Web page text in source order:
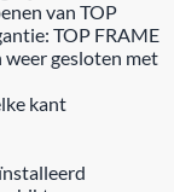
van TOP
TOP FRAME
gesloten met
kant